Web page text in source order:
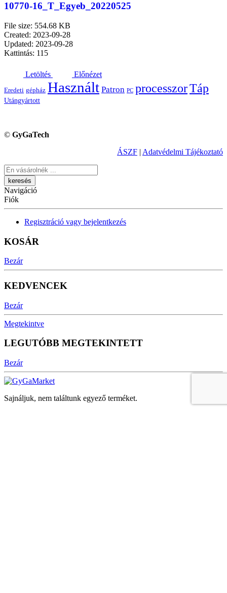
10770-16_T_Egyeb_20220525
File size: 554.68 KB
Created: 2023-09-28
Updated: 2023-09-28
Kattintás: 115
Letöltés Előnézet
Eredeti gépház Használt Patron PC processzorTáp
Utángyártott
© GyGaTech
ÁSZF | Adatvédelmi Tájékoztató
Keresés
Navigáció
Fiók
Regisztráció vagy bejelentkezés
KOSÁR
Bezár
KEDVENCEK
Bezár
Megtekintve
LEGUTÓBB MEGTEKINTETT
Bezár
Sajnáljuk, nem találtunk egyező terméket.